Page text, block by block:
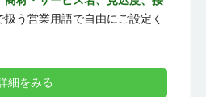
う営業用語で自由にご設定く
細をみる